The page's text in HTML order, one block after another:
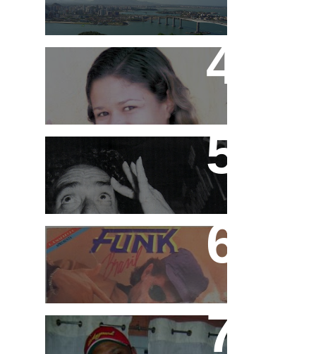
MC Pink
Ademir Lemos (in
memorian)
Funk Brasil e Rap Brasil
Márcio G